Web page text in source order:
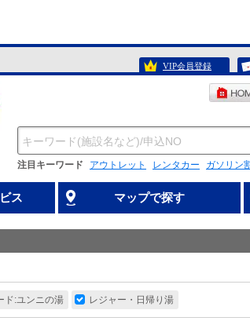
VIP会員登録
注目キーワード アウトレット レンタカー ガソリン
ス マップで探す
ド:ユンニの湯 レジャー・日帰り湯